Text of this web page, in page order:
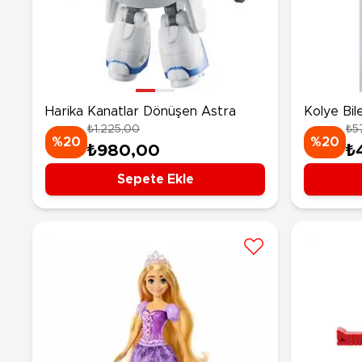
Hayvan Figürler
Koleksiyon Figürler
Çeşitli Elektronik Ürünler
Silah Setleri
Ok Setleri
Harika Kanatlar Dönüşen Astra
%20
₺1.225,00
₺980,00
Sepete Ekle
Kolye
%20